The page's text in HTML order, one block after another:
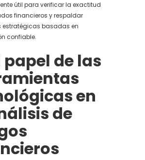
útil para verificar la exactitud
financieros y respaldar
estratégicas basadas en
confiable.
papel de las
en
de